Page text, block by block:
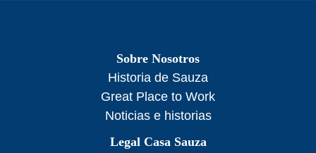
Sobre Nosotros
Historia de Sauza
Great Place to Work
Noticias e historias
Legal Casa Sauza